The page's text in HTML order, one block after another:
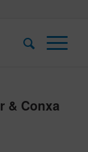
& Conxa